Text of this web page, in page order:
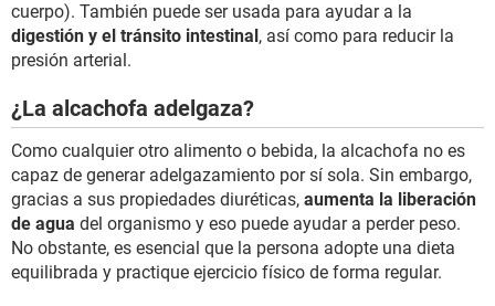
cuerpo). También puede ser usada para ayudar a la
digestión y el tránsito intestinal, así como para reducir la
presión arterial.
¿La alcachofa adelgaza?
Como cualquier otro alimento o bebida, la alcachofa no es
capaz de generar adelgazamiento por sí sola. Sin embargo,
gracias a sus propiedades diuréticas, aumenta la liberación
de agua del organismo y eso puede ayudar a perder peso.
No obstante, es esencial que la persona adopte una dieta
equilibrada y practique ejercicio físico de forma regular.